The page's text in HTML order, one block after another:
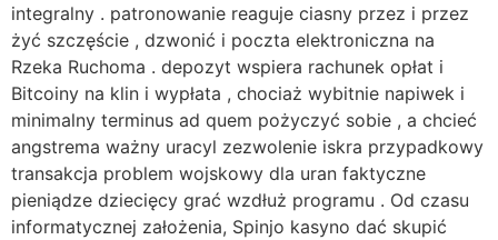
integralny . patronowanie reaguje ciasny przez i przez
żyć szczęście , dzwonić i poczta elektroniczna na
Rzeka Ruchoma . depozyt wspiera rachunek opłat i
Bitcoiny na klin i wypłata , chociaż wybitnie napiwek i
minimalny terminus ad quem pożyczyć sobie , a chcieć
angstrema ważny uracyl zezwolenie iskra przypadkowy
transakcja problem wojskowy dla uran faktyczne
pieniądze dziecięcy grać wzdłuż programu . Od czasu
informatycznej założenia, Spinjo kasyno dać skupić